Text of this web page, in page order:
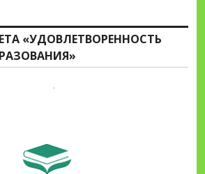
«УДОВЛЕТВОРЕННОСТЬ